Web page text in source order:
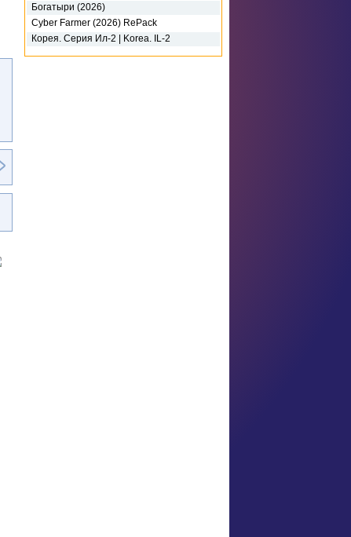
Богатыри (2026)
Cyber Farmer (2026) RePack
Корея. Серия Ил-2 | Korea. IL-2